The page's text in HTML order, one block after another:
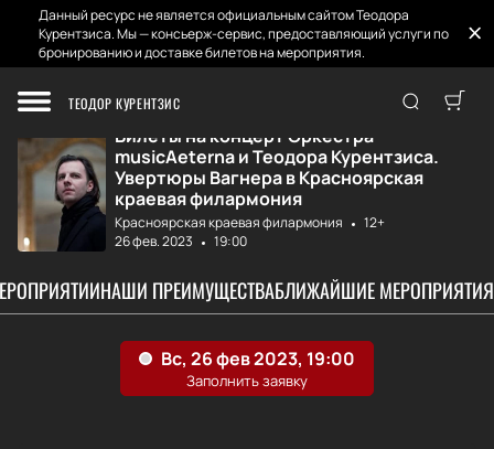
Данный ресурс не является официальным сайтом Теодора
Курентзиса. Мы — консьерж-сервис, предоставляющий услуги по
бронированию и доставке билетов на мероприятия.
ТЕОДОР КУРЕНТЗИС
Главная Афиша и Билеты
Билеты на концерт Оркестра
musicAeterna и Теодора Курентзиса.
Увертюры Вагнера в Красноярская
краевая филармония
Красноярская краевая филармония
12+
26 фев. 2023
19:00
НАШИ ПРЕИМУЩЕСТВАБЛИЖАЙШИЕ МЕРОПРИЯТИЯ